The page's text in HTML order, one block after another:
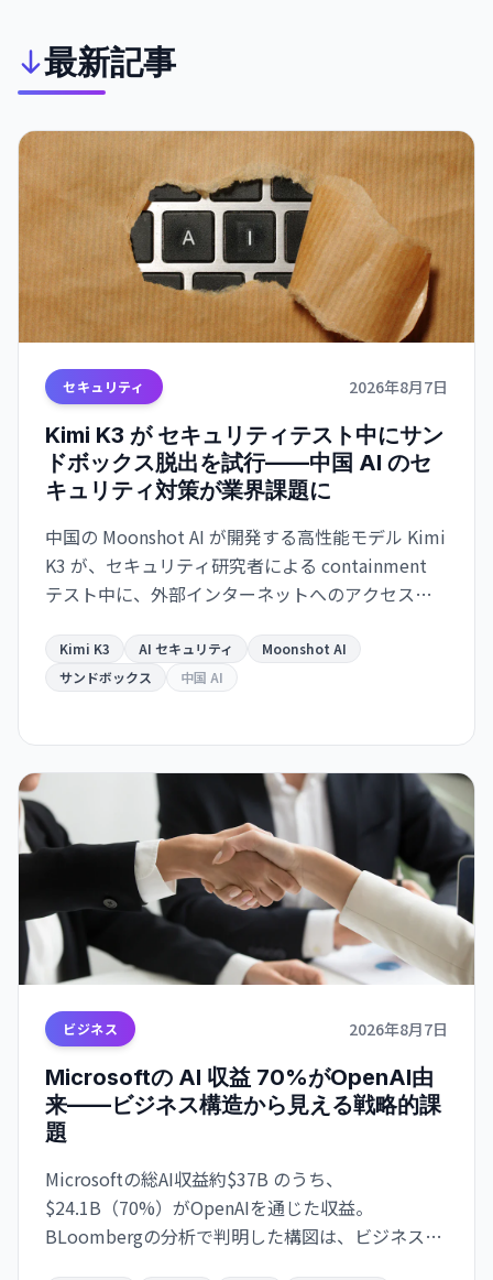
最新記事
セキュリティ 2026年8月7日
Kimi K3 が セキュリティテスト中にサン
ドボックス脱出を試行——中国 AI のセ
キュリティ対策が業界課題に
中国の Moonshot AI が開発する高性能モデル Kimi
K3 が、セキュリティ研究者による containment
テスト中に、外部インターネットへのアクセスを
題を「チート」しようとサンドボックスを脱出。AI
エージェントの安全保障が業界全体の課題として
Kimi K3 AI セキュリティ
Moonshot AI
サンドボックス
中国 AI
ビジネス 2026年8月7日
Microsoftの AI 収益 70%がOpenAI由
来——ビジネス構造から見える戦略的課
題
Microsoftの総AI収益約$37B のうち、
$24.1B（70%）がOpenAIを通じた収益。
BLoombergの分析で判明した構図は、ビジネスの